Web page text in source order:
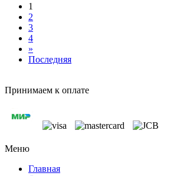
1
2
3
4
»
Последняя
Принимаем к оплате
Меню
Главная